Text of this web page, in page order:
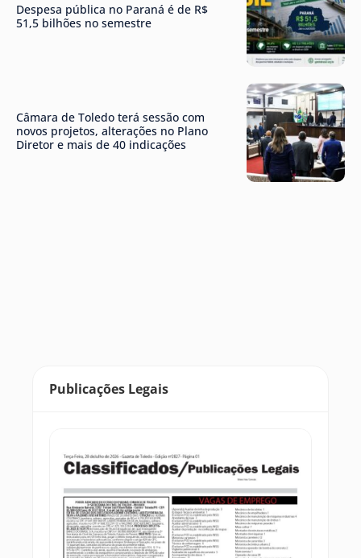
Despesa pública no Paraná é de R$
51,5 bilhões no semestre
Câmara de Toledo terá sessão com
novos projetos, alterações no Plano
Diretor e mais de 40 indicações
Publicações Legais